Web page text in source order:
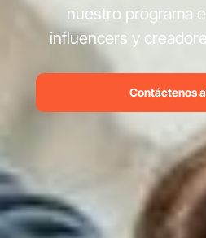
nuestro programa
influencers y
Contáctenos